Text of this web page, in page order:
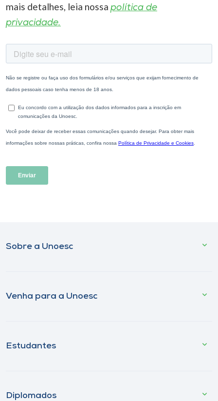
mais detalhes, leia nossa política de
privacidade.
Sobre a Unoesc
Venha para a Unoesc
Estudantes
Diplomados